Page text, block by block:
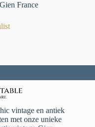
Gien France
vintage en antiek
met onze unieke